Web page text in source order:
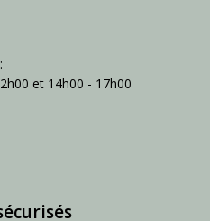
et 14h00 - 17h00